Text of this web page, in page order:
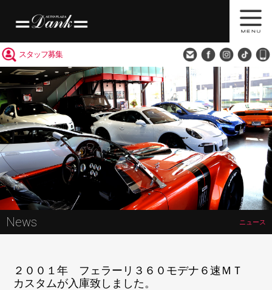
スタッフ募集
News ニュース
２００１年 フェラーリ３６０モデナ６速ＭＴ
カスタムが入庫致しました。